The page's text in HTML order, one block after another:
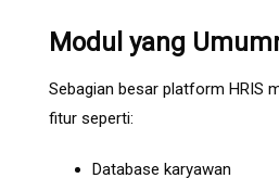
Modul yang
Sebagian besar platform HRIS
fitur seperti:
Database karyawan